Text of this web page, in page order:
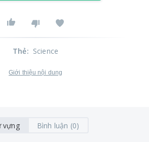
Thẻ: Science
Giới thiệu nội dung
vựng Bình luận (0)